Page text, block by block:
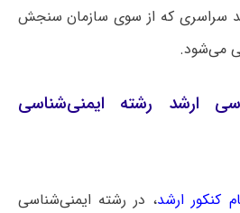
سراسری که از سوی سازمان سنجش
می‌شود.
ارشد رشته ایمنی‌شناسی
کنکور ارشد، در رشته ایمنی‌شناسی